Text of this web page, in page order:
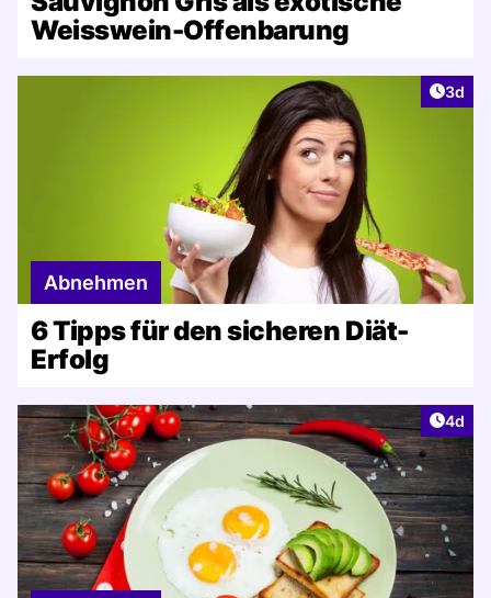
Weisswein-Offenbarung
3d
Abnehmen
6 Tipps für den sicheren Diät-
Erfolg
4d